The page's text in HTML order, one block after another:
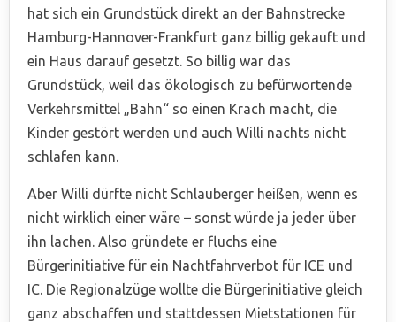
hat sich ein Grundstück direkt an der Bahnstrecke
Hamburg-Hannover-Frankfurt ganz billig gekauft und
ein Haus darauf gesetzt. So billig war das
Grundstück, weil das ökologisch zu befürwortende
Verkehrsmittel „Bahn“ so einen Krach macht, die
Kinder gestört werden und auch Willi nachts nicht
schlafen kann.
Aber Willi dürfte nicht Schlauberger heißen, wenn es
nicht wirklich einer wäre – sonst würde ja jeder über
ihn lachen. Also gründete er fluchs eine
Bürgerinitiative für ein Nachtfahrverbot für ICE und
IC. Die Regionalzüge wollte die Bürgerinitiative gleich
ganz abschaffen und stattdessen Mietstationen für